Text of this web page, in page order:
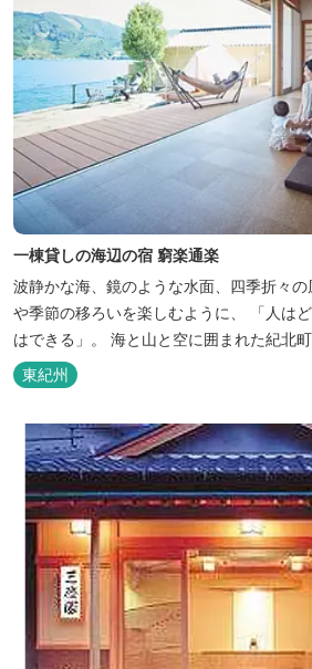
一棟貸しの海辺の宿 窮楽通楽
波静かな海、鏡のような水面、四季折々
や季節の移ろいを楽しむように、 「人は
はできる」。 海と山と空に囲まれた紀北
楽】。 中国古典『荘子』の一節「窮亦楽
た。 いつでも気軽にご利用ください。
東紀州